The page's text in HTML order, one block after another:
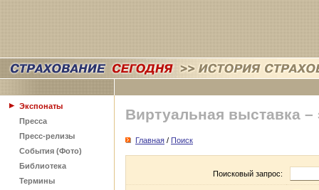
Экспонаты
Пресса
Пресс-релизы
События (Фото)
Библиотека
Термины
Виртуальная выставка –
Главная / Поиск
Поисковый запрос: